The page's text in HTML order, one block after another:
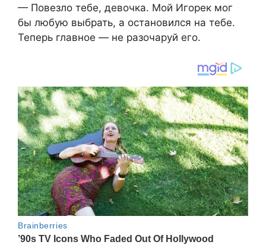
— Повезло тебе, девочка. Мой Игорек мог
бы любую выбрать, а остановился на тебе.
Теперь главное — не разочаруй его.